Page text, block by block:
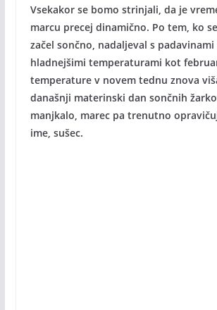
Vsekakor se bomo strinjali, da je
marcu precej dinamično. Po tem, ko
začel sončno, nadaljeval s
hladnejšimi temperaturami kot
temperature v novem tednu znova
današnji materinski dan sončnih
manjkalo, marec pa trenutno
ime, sušec.